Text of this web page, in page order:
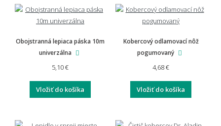
Obojstranná lepiaca páska 10m
univerzálna
5,10 €
Vložiť do košíka
Kobercový odlamovací nôž
pogumovaný
4,68 €
Vložiť do košíka